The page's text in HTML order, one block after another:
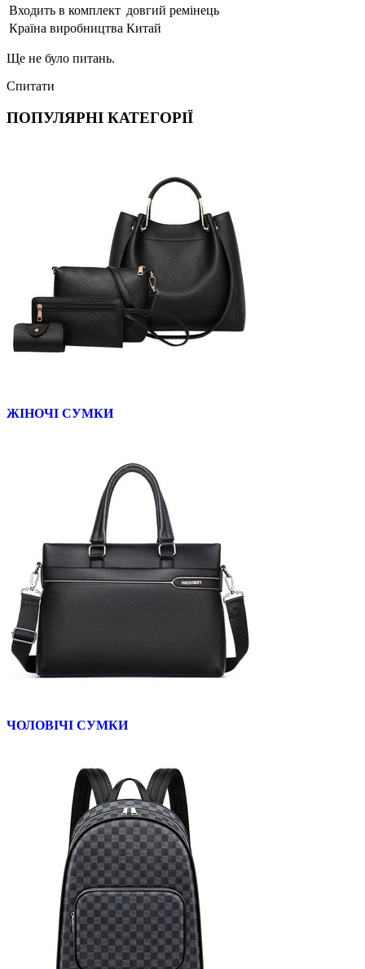
Входить в комплект довгий ремінець
Країна виробництва Китай
Ще не було питань.
Спитати
ПОПУЛЯРНІ КАТЕГОРІЇ
ЖІНОЧІ СУМКИ
ЧОЛОВІЧІ СУМКИ